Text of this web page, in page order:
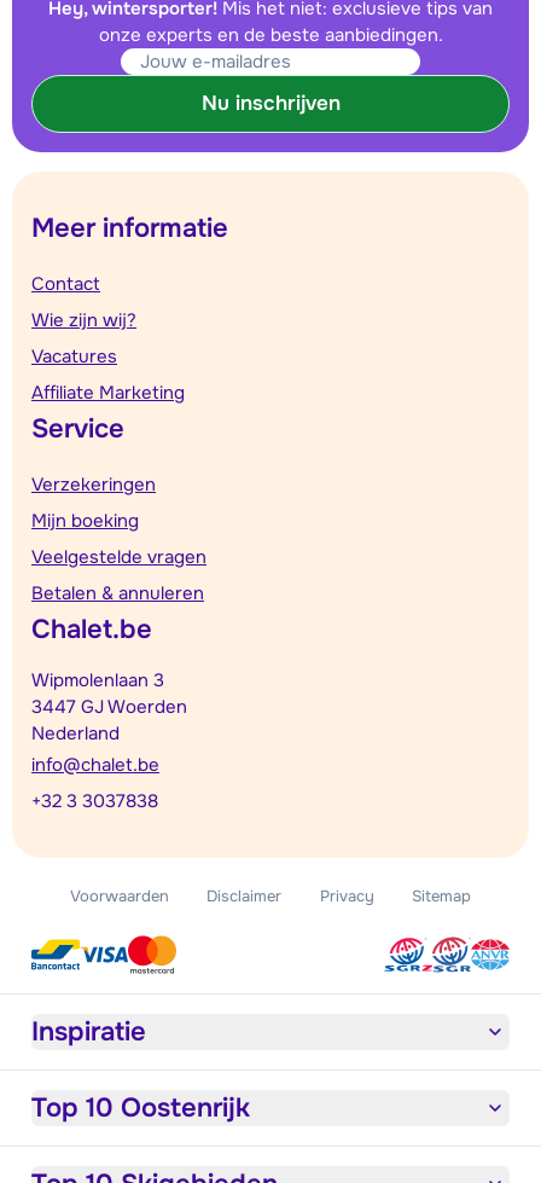
Hey, wintersporter! Mis het niet: exclusieve tips van
onze experts en de beste aanbiedingen.
Nu inschrijven
Meer informatie
Contact
Wie zijn wij?
Vacatures
Affiliate Marketing
Service
Verzekeringen
Mijn boeking
Veelgestelde vragen
Betalen & annuleren
Chalet.be
Wipmolenlaan 3
3447 GJ Woerden
Nederland
info@chalet.be
+32 3 3037838
Voorwaarden Disclaimer Privacy Sitemap
Inspiratie
Top 10 Oostenrijk